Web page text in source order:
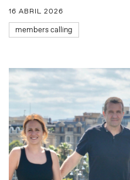
16 ABRIL 2026
members calling